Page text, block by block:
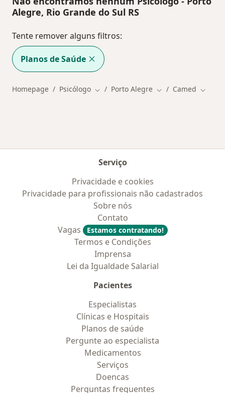
Alegre, Rio Grande do Sul RS
Tente remover alguns filtros:
Planos de Saúde
Homepage Psicólogo Mudar de cidade
Porto Alegre Mudar de cidade
Camed Mudar
Serviço
Privacidade e cookies
Privacidade para profissionais não cadastrados
Sobre nós
Contato
Vagas
Estamos contratando!
Termos e Condições
Imprensa
Lei da Igualdade Salarial
Pacientes
Especialistas
Clínicas e Hospitais
Planos de saúde
Pergunte ao especialista
Medicamentos
Serviços
Doencas
Perguntas frequentes